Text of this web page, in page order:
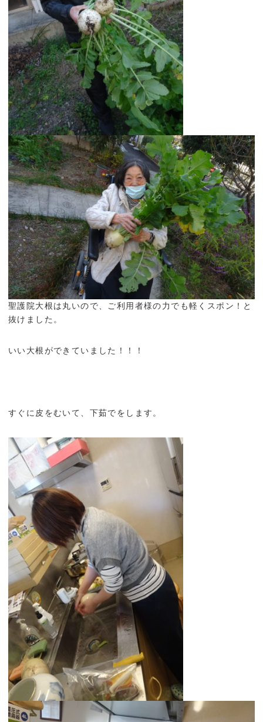
聖護院大根は丸いので、ご利用者様の力でも軽くスポン！と
抜けました。
いい大根ができていました！！！
すぐに皮をむいて、下茹でをします。